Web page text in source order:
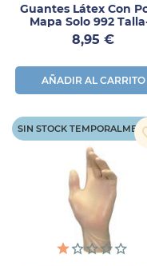
Guantes Látex Con
Mapa Solo 992
100uds
Precio
8,95 €
AÑADIR AL CARRITO
SIN STOCK